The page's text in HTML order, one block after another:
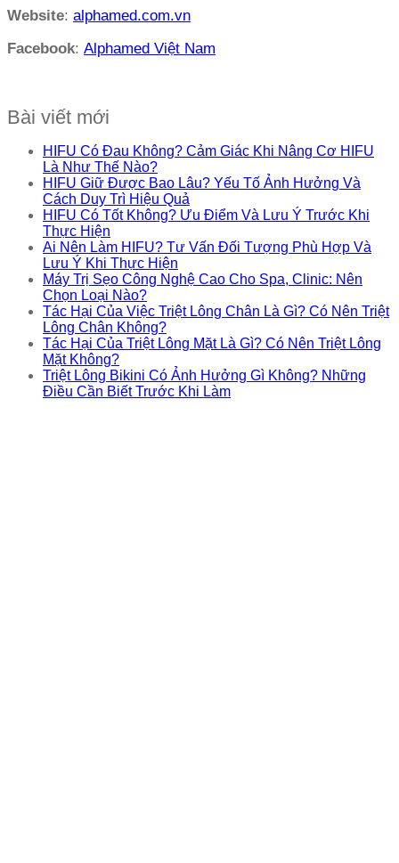
Website: alphamed.com.vn
Facebook: Alphamed Việt Nam
Bài viết mới
HIFU Có Đau Không? Cảm Giác Khi Nâng Cơ HIFU
Là Như Thế Nào?
HIFU Giữ Được Bao Lâu? Yếu Tố Ảnh Hưởng Và
Cách Duy Trì Hiệu Quả
HIFU Có Tốt Không? Ưu Điểm Và Lưu Ý Trước Khi
Thực Hiện
Ai Nên Làm HIFU? Tư Vấn Đối Tượng Phù Hợp Và
Lưu Ý Khi Thực Hiện
Máy Trị Sẹo Công Nghệ Cao Cho Spa, Clinic: Nên
Chọn Loại Nào?
Tác Hại Của Việc Triệt Lông Chân Là Gì? Có Nên Triệt
Lông Chân Không?
Tác Hại Của Triệt Lông Mặt Là Gì? Có Nên Triệt Lông
Mặt Không?
Triệt Lông Bikini Có Ảnh Hưởng Gì Không? Những
Điều Cần Biết Trước Khi Làm